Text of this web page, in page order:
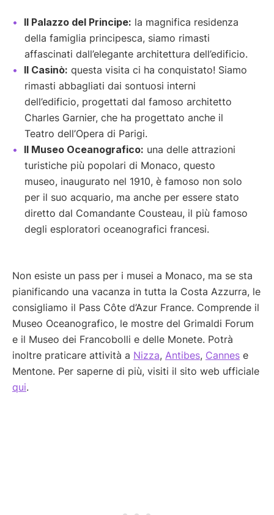
Il Palazzo del Principe: la magnifica residenza
della famiglia principesca, siamo rimasti
affascinati dall’elegante architettura dell’edificio.
Il Casinò: questa visita ci ha conquistato! Siamo
rimasti abbagliati dai sontuosi interni
dell’edificio, progettati dal famoso architetto
Charles Garnier, che ha progettato anche il
Teatro dell’Opera di Parigi.
Il Museo Oceanografico: una delle attrazioni
turistiche più popolari di Monaco, questo
museo, inaugurato nel 1910, è famoso non solo
per il suo acquario, ma anche per essere stato
diretto dal Comandante Cousteau, il più famoso
degli esploratori oceanografici francesi.
Non esiste un pass per i musei a Monaco, ma se sta
pianificando una vacanza in tutta la Costa Azzurra, le
consigliamo il Pass Côte d’Azur France. Comprende il
Museo Oceanografico, le mostre del Grimaldi Forum
e il Museo dei Francobolli e delle Monete. Potrà
inoltre praticare attività a Nizza, Antibes, Cannes e
Mentone. Per saperne di più, visiti il sito web ufficiale
qui.